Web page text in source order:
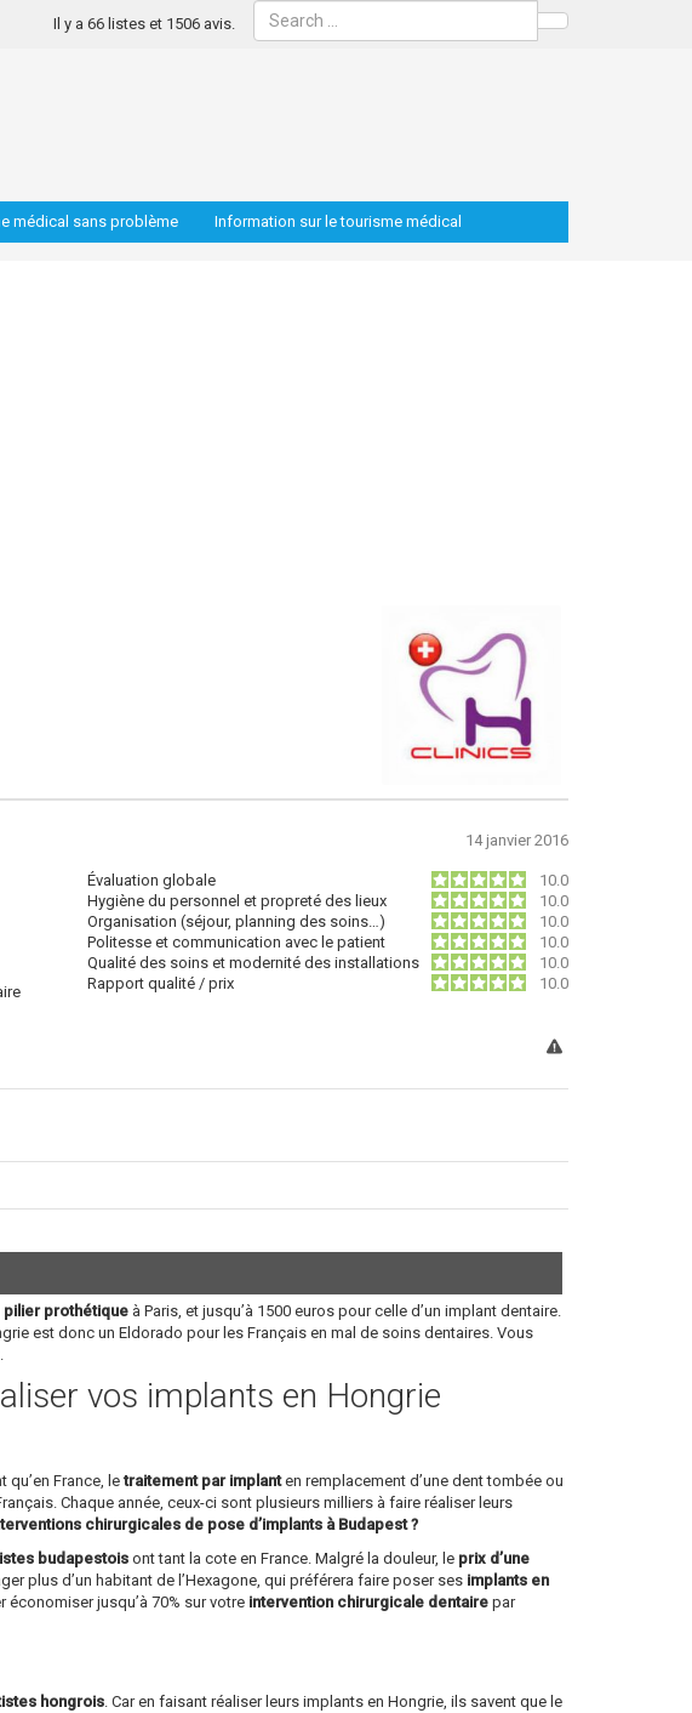
Search
Il y a 66 listes et 1506 avis.
médical sans problème Information sur le tourisme médical
14 janvier 2016
Évaluation globale
10.0
Hygiène du personnel et propreté des lieux
10.0
Organisation (séjour, planning des soins…)
10.0
Politesse et communication avec le patient
10.0
Qualité des soins et modernité des installations
10.0
Rapport qualité / prix
10.0
pilier prothétique à Paris, et jusqu’à 1500 euros pour celle d’un implant dentaire.
est donc un Eldorado pour les Français en mal de soins dentaires. Vous
vos implants en Hongrie
qu’en France, letraitement par implanten remplacement d’une dent tombée ou
Chaque année, ceux-ci sont plusieurs milliers à faire réaliser leurs
chirurgicales de pose d’implants à Budapest ?
budapestois ont tant la cote en France. Malgré la douleur, le prix d’une
plus d’un habitant de l’Hexagone, qui préférera faire poser ses implants en
économiser jusqu’à 70% sur votre intervention chirurgicale dentaire par
hongrois. Car en faisant réaliser leurs implants en Hongrie, ils savent que le